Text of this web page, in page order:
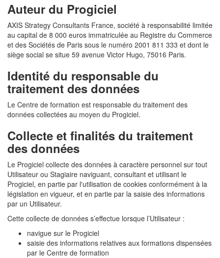
Auteur du Progiciel
AXIS Strategy Consultants France, société à responsabilité limitée
au capital de 8 000 euros immatriculée au Registre du Commerce
et des Sociétés de Paris sous le numéro 2001 811 333 et dont le
siège social se situe 59 avenue Victor Hugo, 75016 Paris.
Identité du responsable du
traitement des données
Le Centre de formation est responsable du traitement des
données collectées au moyen du Progiciel.
Collecte et finalités du traitement
des données
Le Progiciel collecte des données à caractère personnel sur tout
Utilisateur ou Stagiaire naviguant, consultant et utilisant le
Progiciel, en partie par l'utilisation de cookies conformément à la
législation en vigueur, et en partie par la saisie des informations
par un Utilisateur.
Cette collecte de données s’effectue lorsque l’Utilisateur :
navigue sur le Progiciel
saisie des informations relatives aux formations dispensées
par le Centre de formation